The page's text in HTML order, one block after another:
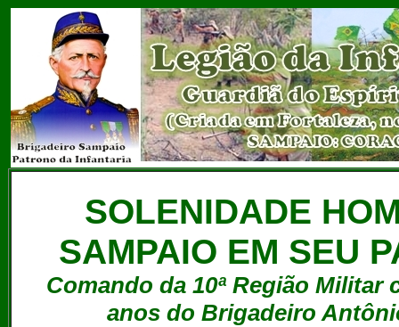
SOLENIDADE
SAMPAIO EM SEU
Comando da 10ª Região
anos do Brigadeiro